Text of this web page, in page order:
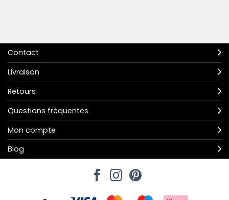
Contact
Livraison
Retours
Questions fréquentes
Mon compte
Blog